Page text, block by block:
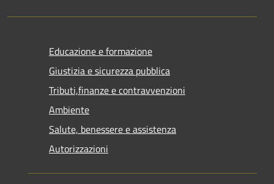
Educazione e formazione
Giustizia e sicurezza pubblica
Tributi,finanze e contravvenzioni
Ambiente
Salute, benessere e assistenza
Autorizzazioni